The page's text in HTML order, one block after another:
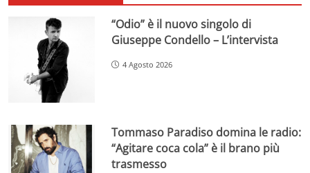
“Odio” è il nuovo singolo di
Giuseppe Condello – L’intervista
4 Agosto 2026
Tommaso Paradiso domina le radio:
“Agitare coca cola” è il brano più
trasmesso